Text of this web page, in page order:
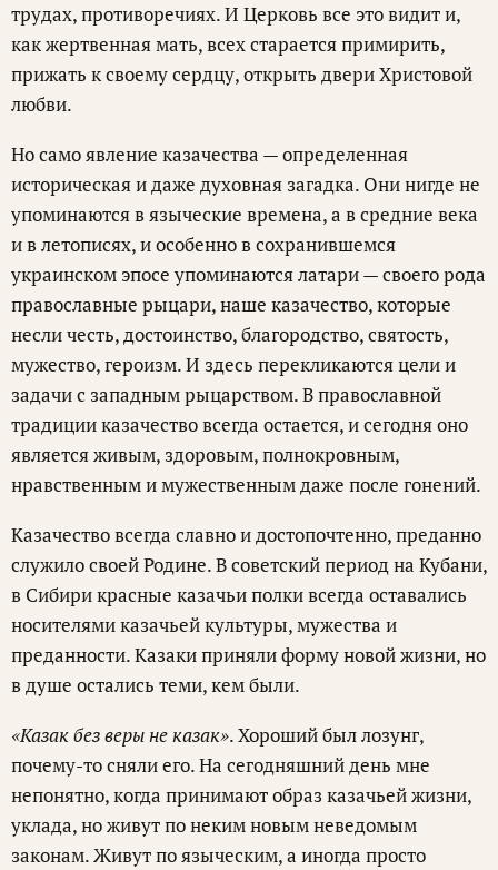
трудах, противоречиях. И Церковь все это видит и,
как жертвенная мать, всех старается примирить,
прижать к своему сердцу, открыть двери Христовой
любви.
Но само явление казачества — определенная
историческая и даже духовная загадка. Они нигде не
упоминаются в языческие времена, а в средние века
и в летописях, и особенно в сохранившемся
украинском эпосе упоминаются латари — своего рода
православные рыцари, наше казачество, которые
несли честь, достоинство, благородство, святость,
мужество, героизм. И здесь перекликаются цели и
задачи с западным рыцарством. В православной
традиции казачество всегда остается, и сегодня оно
является живым, здоровым, полнокровным,
нравственным и мужественным даже после гонений.
Казачество всегда славно и достопочтенно, преданно
служило своей Родине. В советский период на Кубани,
в Сибири красные казачьи полки всегда оставались
носителями казачьей культуры, мужества и
преданности. Казаки приняли форму новой жизни, но
в душе остались теми, кем были.
«Казак без веры не казак». Хороший был лозунг,
почему-то сняли его. На сегодняшний день мне
непонятно, когда принимают образ казачьей жизни,
уклада, но живут по неким новым неведомым
законам. Живут по языческим, а иногда просто